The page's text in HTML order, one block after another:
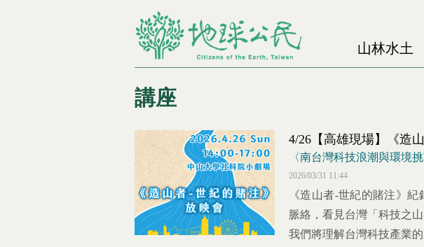
山林水土
講座
您在這裡 4/26【高雄現場】《造
〈南台灣科技浪潮與環境
2026/03/31 11:44
《造山者-世紀的賭注》
脈絡，看見台灣「科技之
我們將理解台灣科技產業